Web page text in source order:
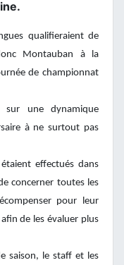
qualifieraient de
Montauban à la
de championnat
sur une dynamique
à ne surtout pas
effectués dans
concerner toutes les
pour leur
de les évaluer plus
saison, le staff et les